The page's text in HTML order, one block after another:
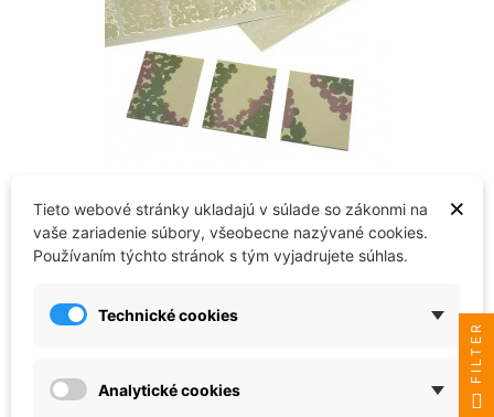
Mask set - WWII 1946 German Disc
Camo (equal size roundels) (1:35) -
27,18 €
Vložiť do košíka
×
Tieto webové stránky ukladajú v súlade so zákonmi na
vaše zariadenie súbory, všeobecne nazývané cookies.
Používaním týchto stránok s tým vyjadrujete súhlas.
Technické cookies
Analytické cookies
FILTER